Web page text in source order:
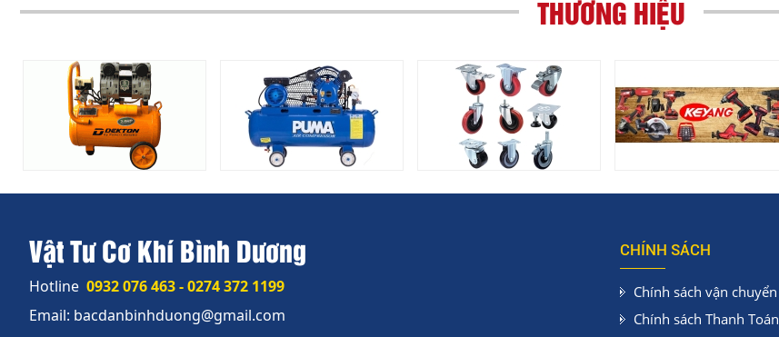
THƯƠNG HIỆU
Vật Tư Cơ Khí Bình Dương
Hotline 0932 076 463 - 0274 372 1199
Email: bacdanbinhduong@gmail.com
CHÍNH SÁCH
Chính sách vận chuyển
Chính sách Thanh Toán